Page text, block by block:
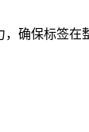
确保标签在